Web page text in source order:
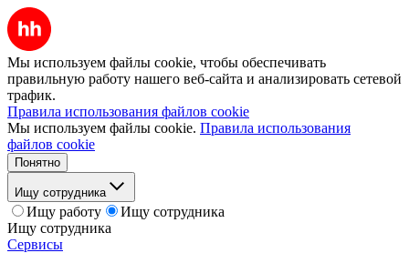
Мы используем файлы cookie, чтобы обеспечивать
правильную работу нашего веб-сайта и анализировать сетевой
трафик.
Правила использования файлов cookie
Мы используем файлы cookie. Правила использования
файлов cookie
Понятно
Ищу сотрудника
Ищу работу
Ищу сотрудника
Ищу сотрудника
Сервисы